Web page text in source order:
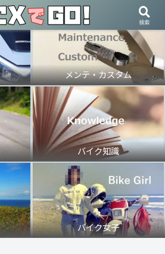
メンテ・カスタム
バイク知識
バイク女子
検索